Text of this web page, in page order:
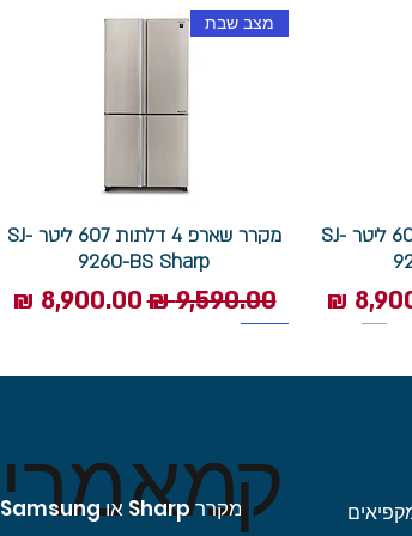
מקרר שארפ 4 דלתות 607 ליטר SJ-
מבצע
מצב שבת
מקרר שארפ 4 דלתות 607 ליטר SJ-
9260-BS Sharp
מחיר רגיל‏9,590.00 ‏₪ מחיר מבצע
מאמרי
מקרר Sharp או Samsung?ק